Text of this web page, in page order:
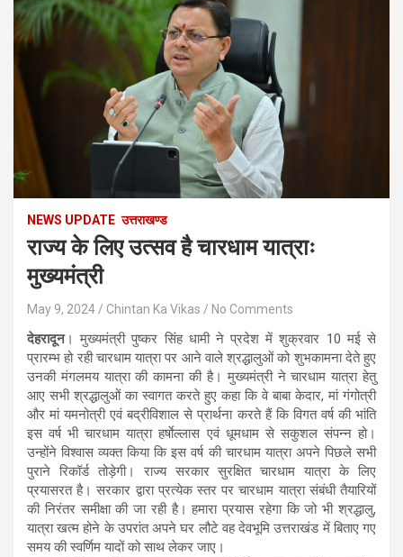
NEWS UPDATE उत्तराखण्ड
राज्य के लिए उत्सव है चारधाम यात्राः
मुख्यमंत्री
May 9, 2024 Chintan Ka Vikas No Comments
देहरादून। मुख्यमंत्री पुष्कर सिंह धामी ने प्रदेश में शुक्रवार 10 मई से
प्रारम्भ हो रही चारधाम यात्रा पर आने वाले श्रद्धालुओं को शुभकामना देते हुए
उनकी मंगलमय यात्रा की कामना की है। मुख्यमंत्री ने चारधाम यात्रा हेतु
आए सभी श्रद्धालुओं का स्वागत करते हुए कहा कि वे बाबा केदार, मां गंगोत्री
और मां यमनोत्री एवं बद्रीविशाल से प्रार्थना करते हैं कि विगत वर्ष की भांति
इस वर्ष भी चारधाम यात्रा हर्षाेल्लास एवं धूमधाम से सकुशल संपन्न हो।
उन्होंने विश्वास व्यक्त किया कि इस वर्ष की चारधाम यात्रा अपने पिछले सभी
पुराने रिकॉर्ड तोड़ेगी। राज्य सरकार सुरक्षित चारधाम यात्रा के लिए
प्रयासरत है। सरकार द्वारा प्रत्येक स्तर पर चारधाम यात्रा संबंधी तैयारियों
की निरंतर समीक्षा की जा रही है। हमारा प्रयास रहेगा कि जो भी श्रद्धालु,
यात्रा खत्म होने के उपरांत अपने घर लौटे वह देवभूमि उत्तराखंड में बिताए गए
समय की स्वर्णिम यादों को साथ लेकर जाए।